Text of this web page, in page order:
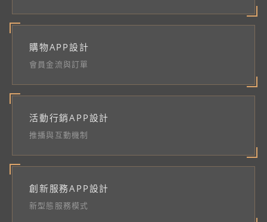
購物APP設計
會員金流與訂單
活動行銷APP設計
推播與互動機制
創新服務APP設計
新型態服務模式